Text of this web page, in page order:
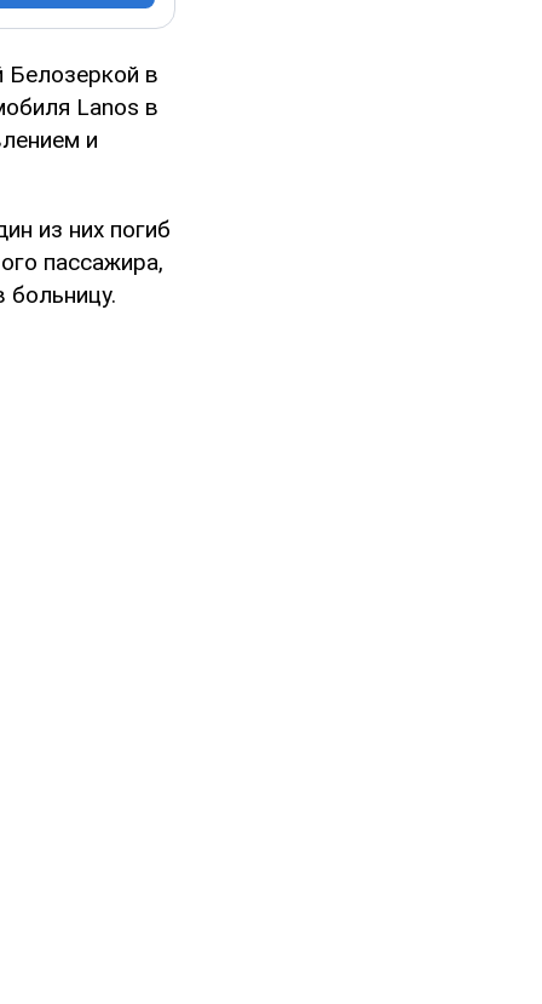
Белозеркой в
Lanos в
и
из них погиб
пассажира,
больницу.